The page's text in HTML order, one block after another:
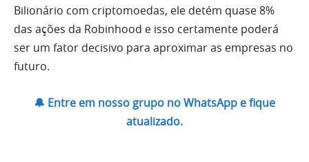
Bilionário com criptomoedas, ele detém quase 8%
das ações da Robinhood e isso certamente poderá
ser um fator decisivo para aproximar as empresas no
futuro.
🔔 Entre em nosso grupo no WhatsApp e fique
atualizado.